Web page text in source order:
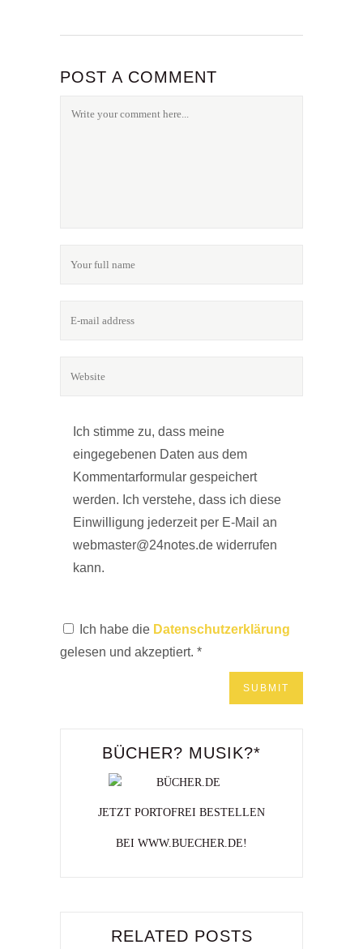
POST A COMMENT
Ich stimme zu, dass meine
eingegebenen Daten aus dem
Kommentarformular gespeichert
werden. Ich verstehe, dass ich diese
Einwilligung jederzeit per E-Mail an
webmaster@24notes.de widerrufen
kann.
Ich habe die Datenschutzerklärung
gelesen und akzeptiert. *
BÜCHER? MUSIK?*
JETZT PORTOFREI BESTELLEN
BEI WWW.BUECHER.DE!
RELATED POSTS